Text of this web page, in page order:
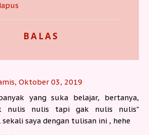
BALAS
Oktober 03, 2019
yang suka belajar, bertanya,
nulis nulis tapi gak nulis nulis"
saya dengan tulisan ini , hehe